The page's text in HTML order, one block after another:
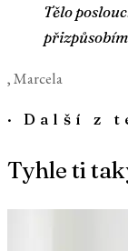
Tělo
, Marcela
·Další z
Tyhle ti